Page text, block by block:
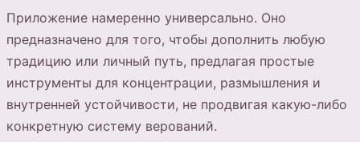
Приложение намеренно универсально. Оно
предназначено для того, чтобы дополнить любую
традицию или личный путь, предлагая простые
инструменты для концентрации, размышления и
внутренней устойчивости, не продвигая какую-либо
конкретную систему верований.